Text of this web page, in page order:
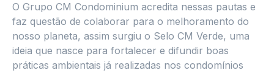
O Grupo CM Condominium acredita nessas pautas e
faz questão de colaborar para o melhoramento do
nosso planeta, assim surgiu o Selo CM Verde, uma
ideia que nasce para fortalecer e difundir boas
práticas ambientais já realizadas nos condomínios